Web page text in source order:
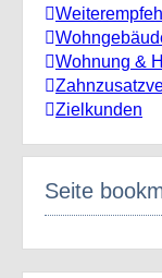
Wohnung &
Zielkunden
Seite